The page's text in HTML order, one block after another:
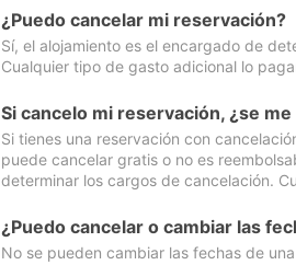
¿Puedo cancelar mi reservación?
Sí, el alojamiento es el encargado de
Cualquier tipo de gasto adicional lo
Si cancelo mi reservación, ¿se
Si tienes una reservación con
puede cancelar gratis o no es
determinar los cargos de cancelación.
¿Puedo cancelar o cambiar las
No se pueden cambiar las fechas de